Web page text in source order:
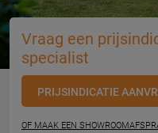
Vraag een
specialist
PRIJSINDICATIE
OF MAAK EEN